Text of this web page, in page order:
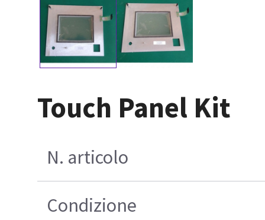
Touch Panel Kit
N. articolo
Condizione